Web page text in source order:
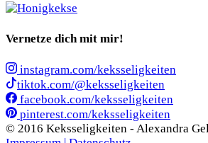
Vernetze dich mit mir!
instagram.com/keksseligkeiten
tiktok.com/@keksseligkeiten
facebook.com/keksseligkeiten
pinterest.com/keksseligkeiten
© 2016 Keksseligkeiten - Alexandra